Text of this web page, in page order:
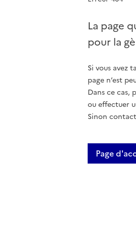
La page
pour la
Si vous avez
page n’est
Dans ce cas,
ou effectuer
Sinon
Page